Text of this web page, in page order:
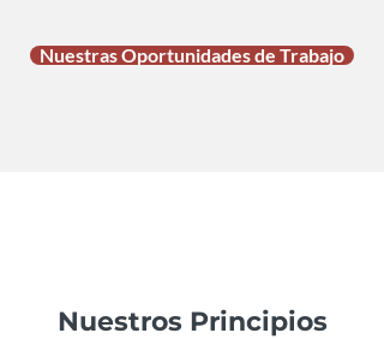
Nuestras Oportunidades de Trabajo
Nuestros Principios